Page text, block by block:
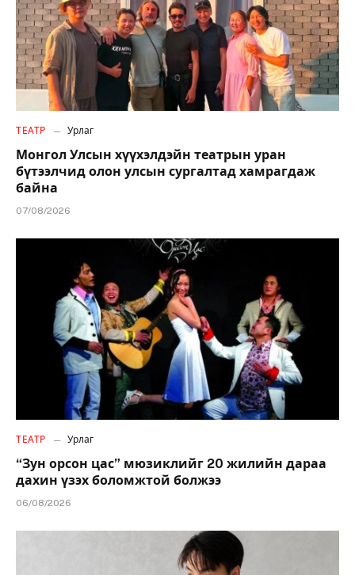
ТЕАТР Урлаг
Монгол Улсын хүүхэлдэйн театрын уран
бүтээлчид олон улсын сургалтад хамрагдаж
байна
07/08/2026
ТЕАТР Урлаг
“Зун орсон цас” мюзиклийг 20 жилийн дараа
дахин үзэх боломжтой болжээ
06/08/2026